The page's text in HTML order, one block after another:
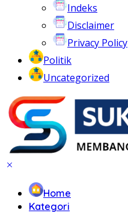
Indeks
Disclaimer
Privacy Policy
Politik
Uncategorized
Home
Kategori